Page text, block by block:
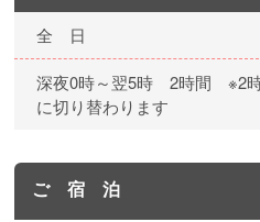
全 日
深夜0時～翌5時 2時間 ※2
に切り替わります
ご 宿 泊